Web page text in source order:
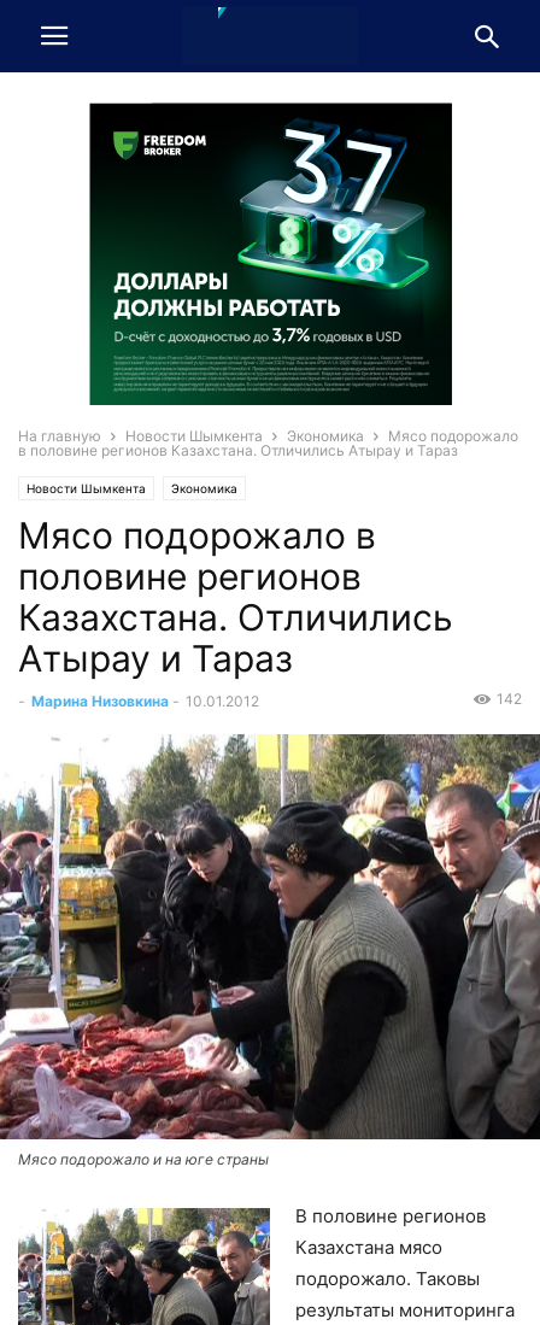
На главную Новости Шымкента Экономика
Мясо подорожало
в половине регионов Казахстана. Отличились Атырау и Тараз
Новости Шымкента Экономика
Мясо подорожало в
половине регионов
Казахстана. Отличились
Атырау и Тараз
- Марина Низовкина - 10.01.2012 142
Мясо подорожало и на юге страны
В половине регионов
Казахстана мясо
подорожало. Таковы
результаты мониторинга